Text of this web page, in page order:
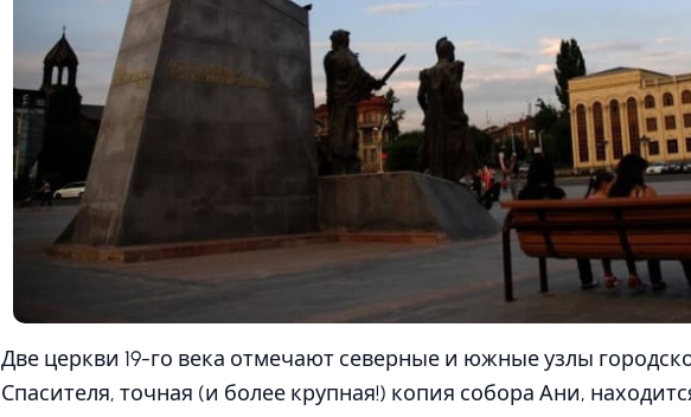
Две церкви 19-го века отмечают северные и южные узлы
Спасителя, точная (и более крупная!) копия собора Ани,